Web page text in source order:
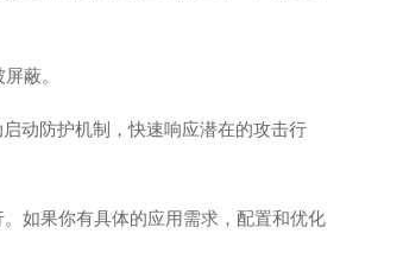
蔽。
动防护机制，快速响应潜在的攻击行
如果你有具体的应用需求，配置和优化